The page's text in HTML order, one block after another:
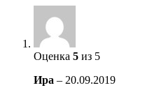
Оценка 5 из 5
Ира – 20.09.2019